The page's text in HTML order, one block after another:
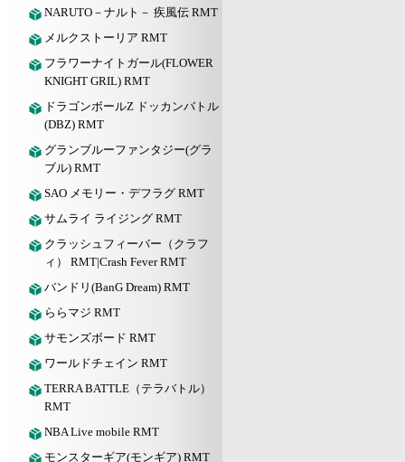
NARUTO－ナルト－ 疾風伝 RMT
メルクストーリア RMT
フラワーナイトガール(FLOWER
KNIGHT GRIL) RMT
ドラゴンボールZ ドッカンバトル
(DBZ) RMT
グランブルーファンタジー(グラ
ブル) RMT
SAO メモリー・デフラグ RMT
サムライ ライジング RMT
クラッシュフィーバー（クラフ
ィ） RMT|Crash Fever RMT
バンドリ(BanG Dream) RMT
ららマジ RMT
サモンズボード RMT
ワールドチェイン RMT
TERRA BATTLE（テラバトル）
RMT
NBA Live mobile RMT
モンスターギア(モンギア) RMT